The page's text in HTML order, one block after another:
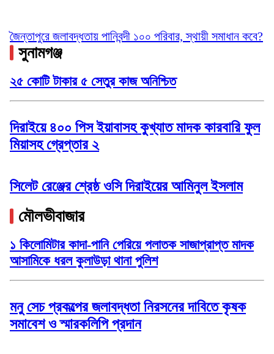
জৈন্তাপুরে জলাবদ্ধতায় পানিবন্দী ১০০ পরিবার, স্থায়ী সমাধান কবে?
সুনামগঞ্জ
২৫ কোটি টাকার ৫ সেতুর কাজ অনিশ্চিত
দিরাইয়ে ৪০০ পিস ইয়াবাসহ কুখ্যাত মাদক কারবারি ফুল
মিয়াসহ গ্রেপ্তার ২
সিলেট রেঞ্জের শ্রেষ্ঠ ওসি দিরাইয়ের আমিনুল ইসলাম
মৌলভীবাজার
১ কিলোমিটার কাদা-পানি পেরিয়ে পলাতক সাজাপ্রাপ্ত মাদক
আসামিকে ধরল কুলাউড়া থানা পুলিশ
মনু সেচ প্রকল্পের জলাবদ্ধতা নিরসনের দাবিতে কৃষক
সমাবেশ ও স্মারকলিপি প্রদান